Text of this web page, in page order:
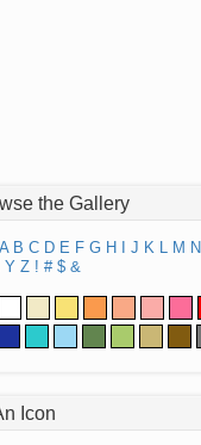
the Gallery
A B C D E F G H J K L M N
Y Z ! # $ &
Icon